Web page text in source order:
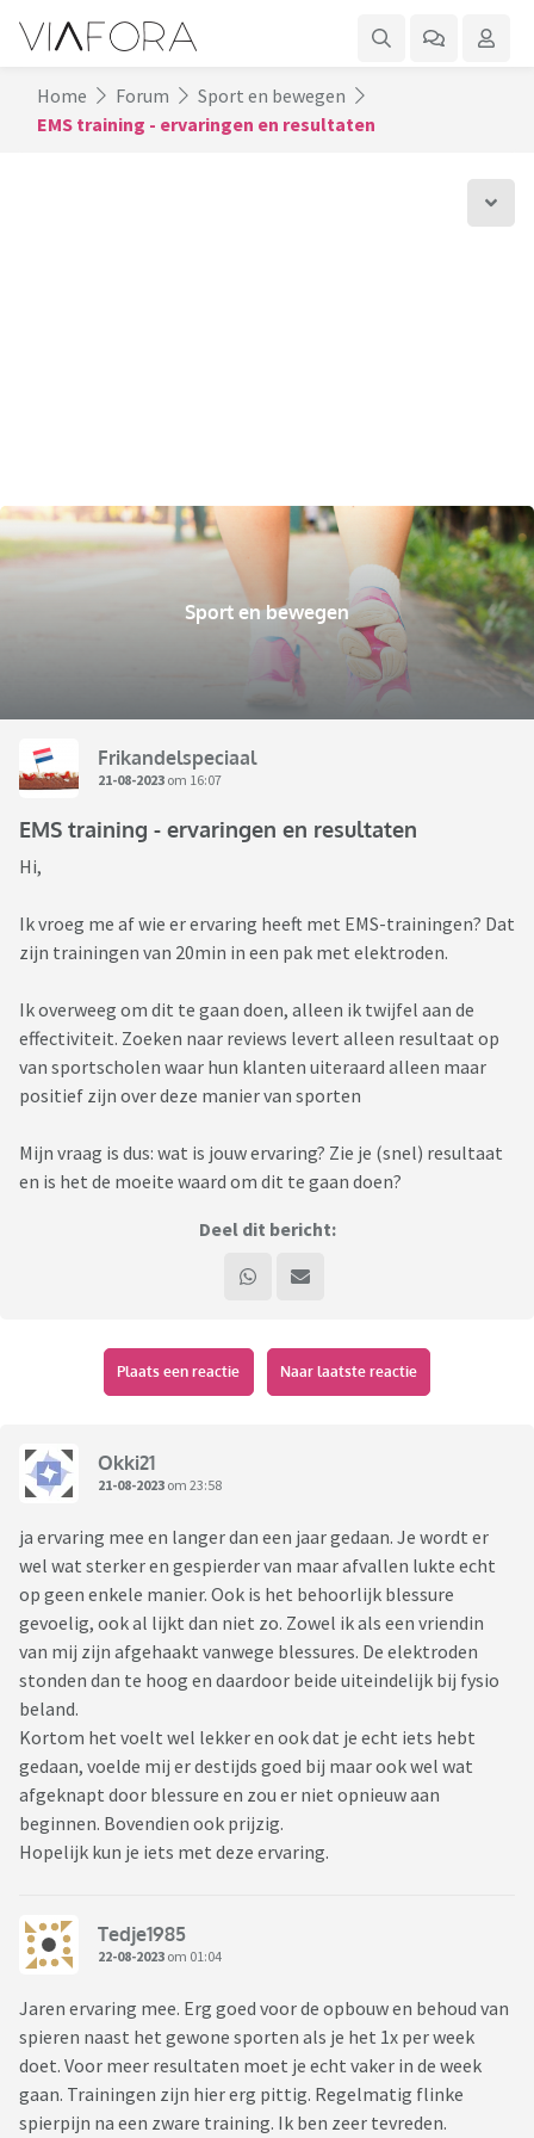
Home Forum
Sport en bewegen
EMS training - ervaringen en resultaten
Sport en bewegen
Frikandelspeciaal
21-08-2023 om 16:07
EMS training - ervaringen en resultaten
Hi,
Ik vroeg me af wie er ervaring heeft met EMS-trainingen? Dat
zijn trainingen van 20min in een pak met elektroden.
Ik overweeg om dit te gaan doen, alleen ik twijfel aan de
effectiviteit. Zoeken naar reviews levert alleen resultaat op
van sportscholen waar hun klanten uiteraard alleen maar
positief zijn over deze manier van sporten
Mijn vraag is dus: wat is jouw ervaring? Zie je (snel) resultaat
en is het de moeite waard om dit te gaan doen?
Deel dit bericht:
Plaats een reactie Naar laatste reactie
Okki21
21-08-2023 om 23:58
ja ervaring mee en langer dan een jaar gedaan. Je wordt er
wel wat sterker en gespierder van maar afvallen lukte echt
op geen enkele manier. Ook is het behoorlijk blessure
gevoelig, ook al lijkt dan niet zo. Zowel ik als een vriendin
van mij zijn afgehaakt vanwege blessures. De elektroden
stonden dan te hoog en daardoor beide uiteindelijk bij fysio
beland.
Kortom het voelt wel lekker en ook dat je echt iets hebt
gedaan, voelde mij er destijds goed bij maar ook wel wat
afgeknapt door blessure en zou er niet opnieuw aan
beginnen. Bovendien ook prijzig.
Hopelijk kun je iets met deze ervaring.
Tedje1985
22-08-2023 om 01:04
Jaren ervaring mee. Erg goed voor de opbouw en behoud van
spieren naast het gewone sporten als je het 1x per week
doet. Voor meer resultaten moet je echt vaker in de week
gaan. Trainingen zijn hier erg pittig. Regelmatig flinke
spierpijn na een zware training. Ik ben zeer tevreden.